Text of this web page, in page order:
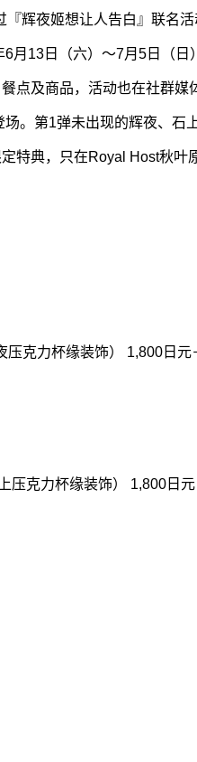
辉夜姬想让人告白』联名
月13日（六）～7月5日（日
点及商品，活动也在社群媒
。第1弹未出现的辉夜、石
特典，只在Royal Host秋叶
克力杯缘装饰） 1,800日元
压克力杯缘装饰） 1,800日